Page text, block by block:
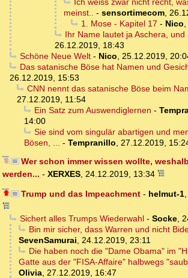
meinst..
- sensortimecom
1. Mose - Kapitel 17 - Nico
Ihr Name lautet ja Aschera, und
26.12.2019, 18:43
Schöne Neue Welt- Nico
25.12.2019,
Das satanische Böse hat Namen und
26.12.2019, 15:53
CNN nennt das satanische Böse beim
27.12.2019, 11:54
Ein Satz zum Auswendiglernen -
14:00
Sie sind vom singulär abartigen und
Bösen, ...
- Tempranillo
27.12.2019,
Wer schon immer wissen wollte,
werden... - XERXES 24.12.2019, 13:34
Trump und das Impeachment- helmut-1,
Sichert alles Trumps Wiederwahl- Socke,
Bin mir sicher, dass Warren und nicht
SevenSamurai
24.12.2019, 23:11
Die haben noch die "Dame Obama" im
Gatte aus der "FISA-Affaire" halbwegs
Olivia 27.12.2019, 16:47